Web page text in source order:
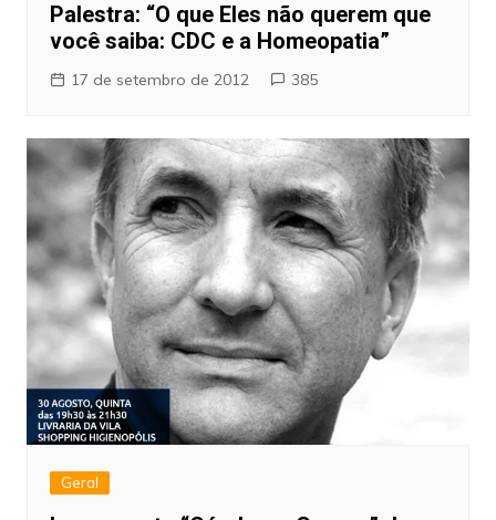
Palestra: “O que Eles não querem que
você saiba: CDC e a Homeopatia”
17 de setembro de 2012 385
Geral